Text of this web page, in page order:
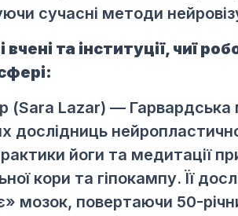
сучасні методи
вчені та інституції, чиї
(Sara Lazar) —
дослідниць
йоги та медитації
кори та гіпокампу. Її
мозок, повертаючи 50-